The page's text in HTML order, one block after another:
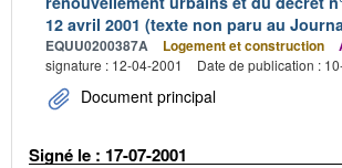
12 avril 2001 (texte non paru au
EQUU0200387A Logement et construction
signature : 12-04-2001
Date de publication :
Document principal
Signé le : 17-07-2001